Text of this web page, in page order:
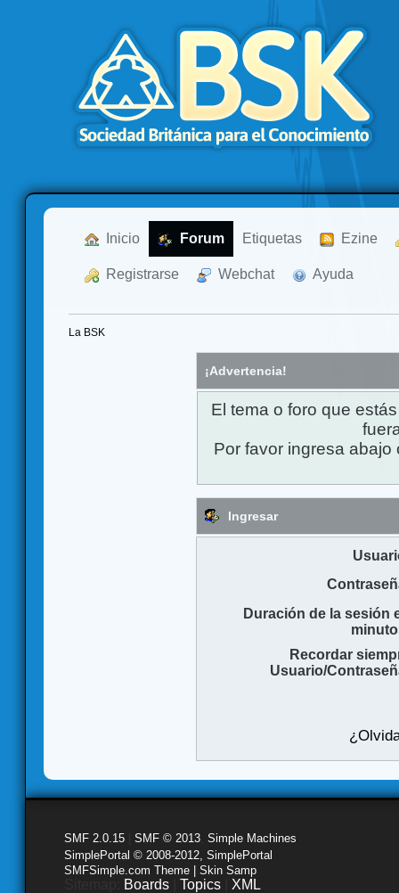
Inicio Forum Etiquetas Ezine
Registrarse Webchat Ayuda
La BSK
¡Advertencia!
El tema o foro que
Por favor ingresa
Ingresar
Duración de la sesión
Recordar
Usuario/
SMF 2.0.15 SMF © 2013 Simple Machines
SimplePortal © 2008-2012, SimplePortal
SMFSimple.com Theme | Skin Samp
Boards Topics XML